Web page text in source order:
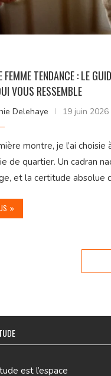
FEMME TENDANCE : LE
VOUS RESSEMBLE
Delehaye 19 juin 2026
montre, je l’ai choisie
de quartier. Un cadran
et la certitude absolue
est l’espace